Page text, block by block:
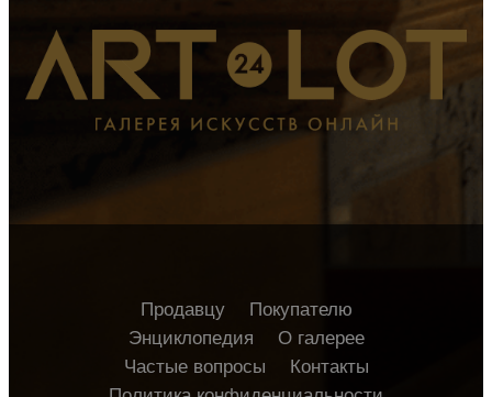
Продавцу
Покупателю
Энциклопедия
О галерее
Частые вопросы
Контакты